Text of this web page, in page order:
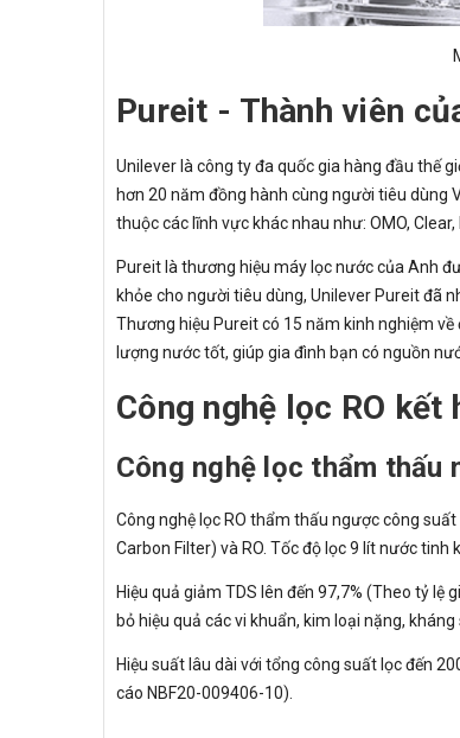
Pureit - Thành viên
Unilever là công ty đa quốc gia hàng đầu thế
hơn 20 năm đồng hành cùng người tiêu dùng
thuộc các lĩnh vực khác nhau như: OMO,
Pureit là thương hiệu máy lọc nước của Anh
khỏe cho người tiêu dùng, Unilever Pureit đã
Thương hiệu Pureit có 15 năm kinh nghiệm
lượng nước tốt, giúp gia đình bạn có nguồn
Công nghệ lọc RO
Công nghệ lọc thẩm thấu
Công nghệ lọc RO thẩm thấu ngược công
Carbon Filter) và RO. Tốc độ lọc 9 lít nước tinh
Hiệu quả giảm TDS lên đến 97,7% (Theo tỷ
bỏ hiệu quả các vi khuẩn, kim loại nặng, kháng
Hiệu suất lâu dài với tổng công suất lọc đến
cáo NBF20-009406-10).